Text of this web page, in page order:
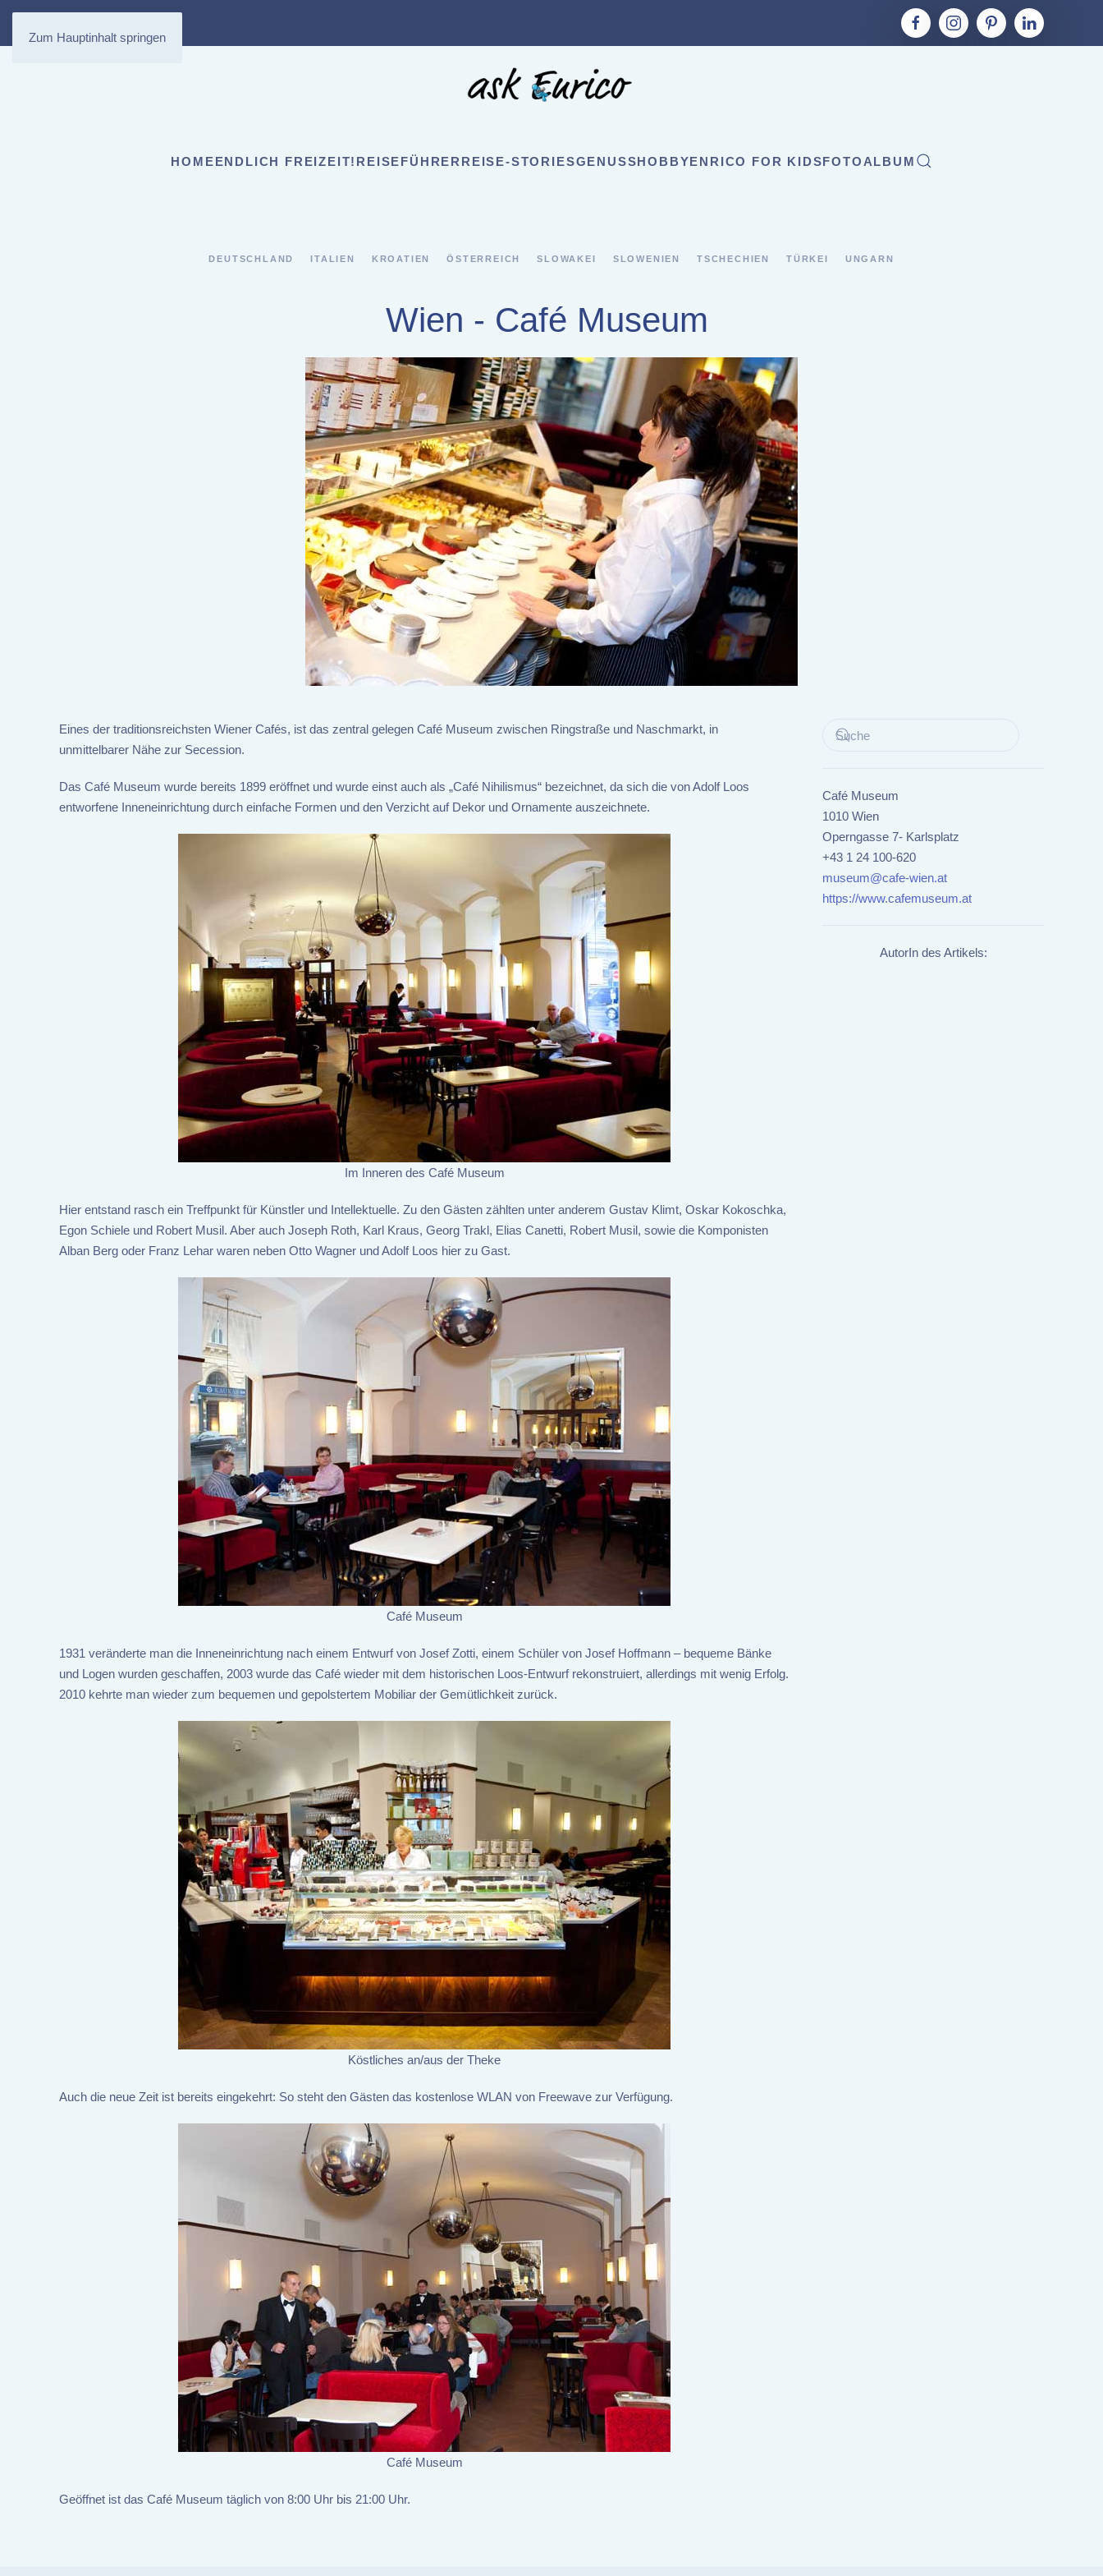
Zum Hauptinhalt springen
HOMEENDLICH FREIZEIT! REISEFÜHRER REISE-STORIESGENUSSHOBBYENRICO FOR KIDSFOTOALBUM
DEUTSCHLAND ITALIEN KROATIEN ÖSTERREICH SLOWAKEI SLOWENIEN TSCHECHIEN TÜRKEI UNGARN
Wien - Café Museum
Eines der traditionsreichsten Wiener Cafés, ist das zentral gelegen Café Museum zwischen Ringstraße und Naschmarkt, in
unmittelbarer Nähe zur Secession.
Das Café Museum wurde bereits 1899 eröffnet und wurde einst auch als „Café Nihilismus“ bezeichnet, da sich die von Adolf Loos
entworfene Inneneinrichtung durch einfache Formen und den Verzicht auf Dekor und Ornamente auszeichnete.
Im Inneren des Café Museum
Hier entstand rasch ein Treffpunkt für Künstler und Intellektuelle. Zu den Gästen zählten unter anderem Gustav Klimt, Oskar Kokoschka,
Egon Schiele und Robert Musil. Aber auch Joseph Roth, Karl Kraus, Georg Trakl, Elias Canetti, Robert Musil, sowie die Komponisten
Alban Berg oder Franz Lehar waren neben Otto Wagner und Adolf Loos hier zu Gast.
Café Museum
1931 veränderte man die Inneneinrichtung nach einem Entwurf von Josef Zotti, einem Schüler von Josef Hoffmann – bequeme Bänke
und Logen wurden geschaffen, 2003 wurde das Café wieder mit dem historischen Loos-Entwurf rekonstruiert, allerdings mit wenig Erfolg.
2010 kehrte man wieder zum bequemen und gepolstertem Mobiliar der Gemütlichkeit zurück.
Köstliches an/aus der Theke
Auch die neue Zeit ist bereits eingekehrt: So steht den Gästen das kostenlose WLAN von Freewave zur Verfügung.
Café Museum
Geöffnet ist das Café Museum täglich von 8:00 Uhr bis 21:00 Uhr.
Café Museum
1010 Wien
Operngasse 7- Karlsplatz
+43 1 24 100-620
museum@cafe-wien.at
https://www.cafemuseum.at
AutorIn des Artikels: